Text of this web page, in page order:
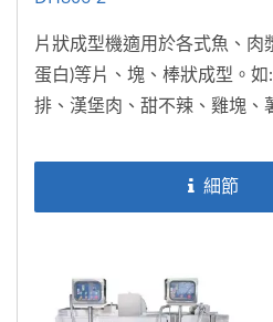
片狀成型機適用於各式魚、肉
蛋白)等片、塊、棒狀成型。
排、漢堡肉、甜不辣、雞塊、
細節